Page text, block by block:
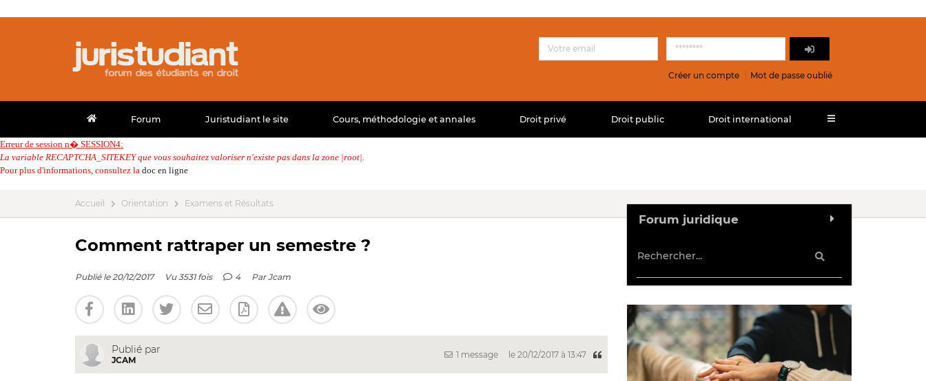
Créer un compte Mot de passe oublié
Forum Juristudiant le site Cours, méthodologie et annales Droit privé Droit public Droit international
Erreur de session n� SESSION4:
La variable RECAPTCHA_SITEKEY que vous souhaitez valoriser n'existe pas dans la zone |root|.
Pour plus d'informations, consultez la doc en ligne
Accueil Orientation Examens et Résultats
Comment rattraper un semestre ?
Publié le 20/12/2017 Vu 3531 fois 4 ParJcam
Publié par
JCAM
1 message le 20/12/2017 à 13:47
Forum juridique